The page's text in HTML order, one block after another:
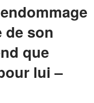
de son
que
lui –